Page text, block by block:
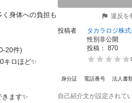
く身体への負担も
20件)
キロほど✨
ます✨
違反を
投稿者
タカラロジ株
性別非公開
投稿： 870
身分証 電話番号 法人書
自己紹介文が設定されて